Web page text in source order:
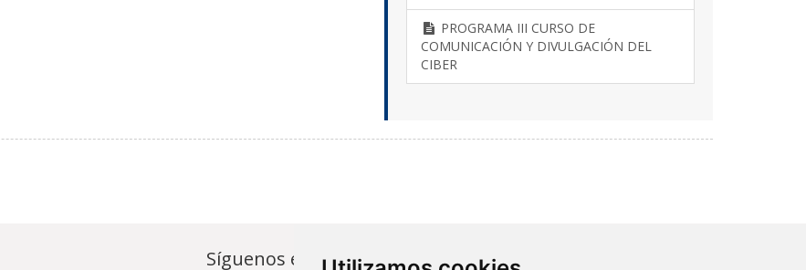
PROGRAMA III CURSO DE
COMUNICACIÓN Y DIVULGACIÓN DEL
CIBER
Síguenos en... Contacto